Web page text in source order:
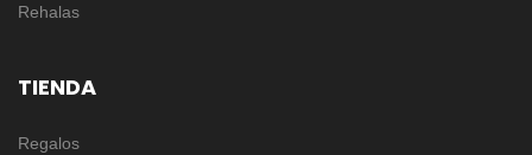
Rehalas
TIENDA
Regalos